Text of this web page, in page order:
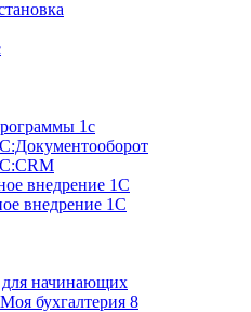
1с
внедрение 1С
внедрение 1С
начинающих
бухгалтерия 8